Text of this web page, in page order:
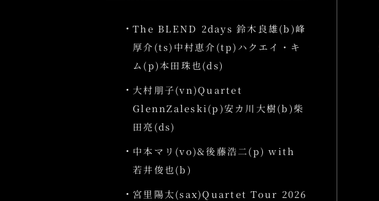
The BLEND 2days 鈴木良雄(b)峰
厚介(ts)中村恵介(tp)ハクエイ・キ
ム(p)本田珠也(ds)
大村朋子(vn)Quartet
GlennZaleski(p)安カ川大樹(b)柴
田亮(ds)
中本マリ(vo)&後藤浩二(p) with
若井俊也(b)
宮里陽太(sax)Quartet Tour 2026